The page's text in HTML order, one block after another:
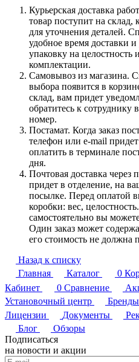
Курьерская доставка
товар поступит на склад,
для уточнения деталей.
удобное время доставки
упаковку на целостность
комплектации.
Самовывоз из магазина.
выбора появится в
склад, вам придет
обратитесь к сотруднику
номер.
Постамат. Когда заказ
телефон или e-mail
оплатить в терминале
дня.
Почтовая доставка через
придет в отделение, на
посылке. Перед оплатой
коробки: вес,
самостоятельно вы
Один заказ может
его стоимость не должна
Назад к списку
Главная
Каталог 0
Кабинет
0 Сравнение
Установочный центр
Бренды
Лицензии
Документы
Блог
Обзоры
Подписаться
на новости и акции